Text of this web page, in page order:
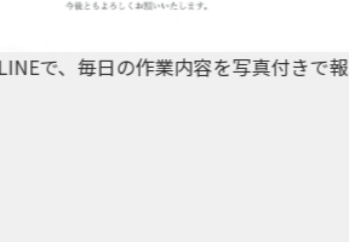
家の配色でとても悩んだが、